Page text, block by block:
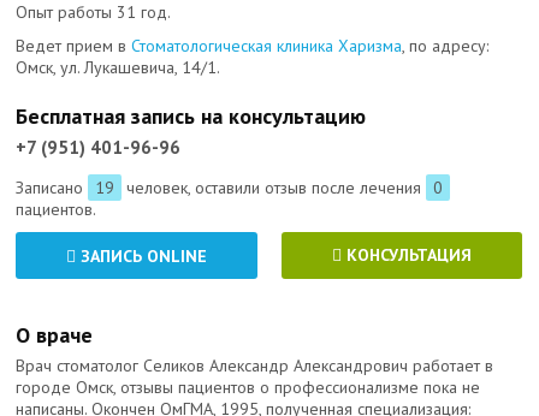
Опыт работы 31 год.
Ведет прием вСтоматологическая клиника Харизма, по адресу:
Омск, ул. Лукашевича, 14/1.
Бесплатная запись на консультацию
+7 (951) 401-96-96
Записано 19 человек, оставили отзыв после лечения
0
пациентов.
ЗАПИСЬ ONLINE КОНСУЛЬТАЦИЯ
О враче
Врач стоматолог Селиков Александр Александрович работает в
городе Омск, отзывы пациентов о профессионализме пока не
написаны. Окончен ОмГМА, 1995, полученная специализация: